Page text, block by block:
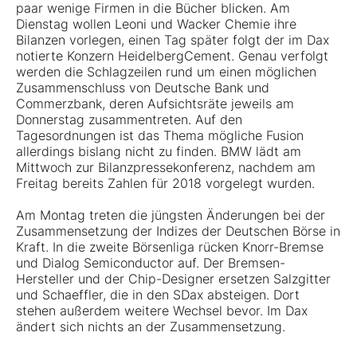
paar wenige Firmen in die Bücher blicken. Am
Dienstag wollen Leoni und Wacker Chemie ihre
Bilanzen vorlegen, einen Tag später folgt der im Dax
notierte Konzern HeidelbergCement. Genau verfolgt
werden die Schlagzeilen rund um einen möglichen
Zusammenschluss von Deutsche Bank und
Commerzbank, deren Aufsichtsräte jeweils am
Donnerstag zusammentreten. Auf den
Tagesordnungen ist das Thema mögliche Fusion
allerdings bislang nicht zu finden. BMW lädt am
Mittwoch zur Bilanzpressekonferenz, nachdem am
Freitag bereits Zahlen für 2018 vorgelegt wurden.
Am Montag treten die jüngsten Änderungen bei der
Zusammensetzung der Indizes der Deutschen Börse in
Kraft. In die zweite Börsenliga rücken Knorr-Bremse
und Dialog Semiconductor auf. Der Bremsen-
Hersteller und der Chip-Designer ersetzen Salzgitter
und Schaeffler, die in den SDax absteigen. Dort
stehen außerdem weitere Wechsel bevor. Im Dax
ändert sich nichts an der Zusammensetzung.